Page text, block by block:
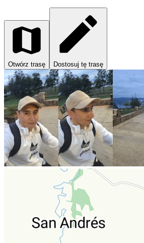
Otwórz trasę Dostosuj tę trasę